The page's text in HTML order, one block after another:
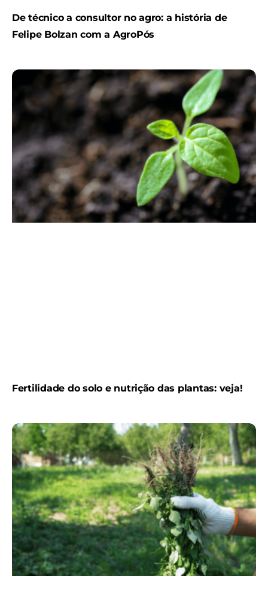
De técnico a consultor no agro: a história de
Felipe Bolzan com a AgroPós
Fertilidade do solo e nutrição das plantas: veja!